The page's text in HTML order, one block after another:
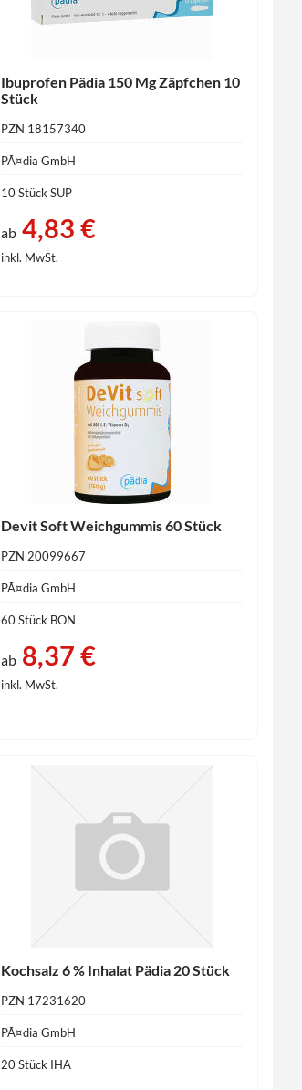
Ibuprofen Pädia 150 Mg Zäpfchen 10
Stück
PZN 18157340
PÃ¤dia GmbH
10 Stück SUP
ab 4,83 €
inkl. MwSt.
Devit Soft Weichgummis 60 Stück
PZN 20099667
PÃ¤dia GmbH
60 Stück BON
ab 8,37 €
inkl. MwSt.
Kochsalz 6 % Inhalat Pädia 20 Stück
PZN 17231620
PÃ¤dia GmbH
20 Stück IHA